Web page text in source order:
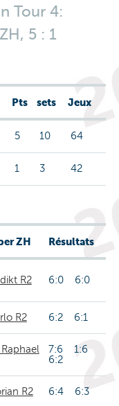
Tour 4:
5 : 1
Pts sets Jeux
5 10 64
1 3 42
ZH Résultats
R2 6:0 6:0
R2 6:2 6:1
7:6 1:6
6:2
R2 6:4 6:3